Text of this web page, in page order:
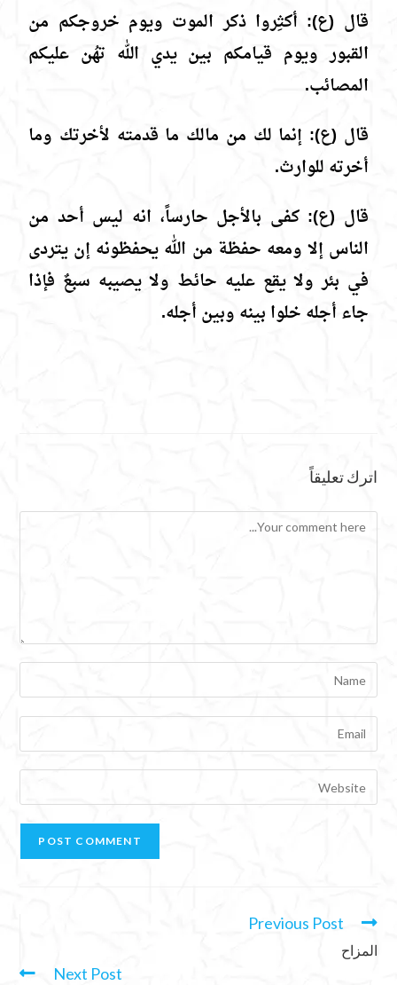
قال (ع): أكثِروا ذكر الموت ويوم خروجكم من
القبور ويوم قيامكم بين يدي الله تهُن عليكم
المصائب.
قال (ع): إنما لك من مالك ما قدمته لأخرتك وما
أخرته للوارث.
قال (ع): كفى بالأجل حارساً، انه ليس أحد من
الناس إلا ومعه حفظة من الله يحفظونه إن يتردى
في بئر ولا يقع عليه حائط ولا يصيبه سبعٌ فإذا
جاء أجله خلوا بينه وبين أجله.
اترك تعليقاً
Previous Post
المزاح
Next Post